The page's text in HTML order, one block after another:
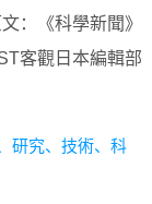
：《科學新聞》
客觀日本編輯部
研究、技術、科